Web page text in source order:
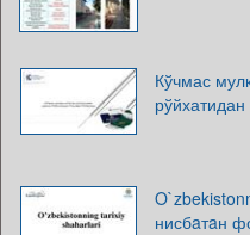
Кўчмас
рўйхатидан
нисбaтaн